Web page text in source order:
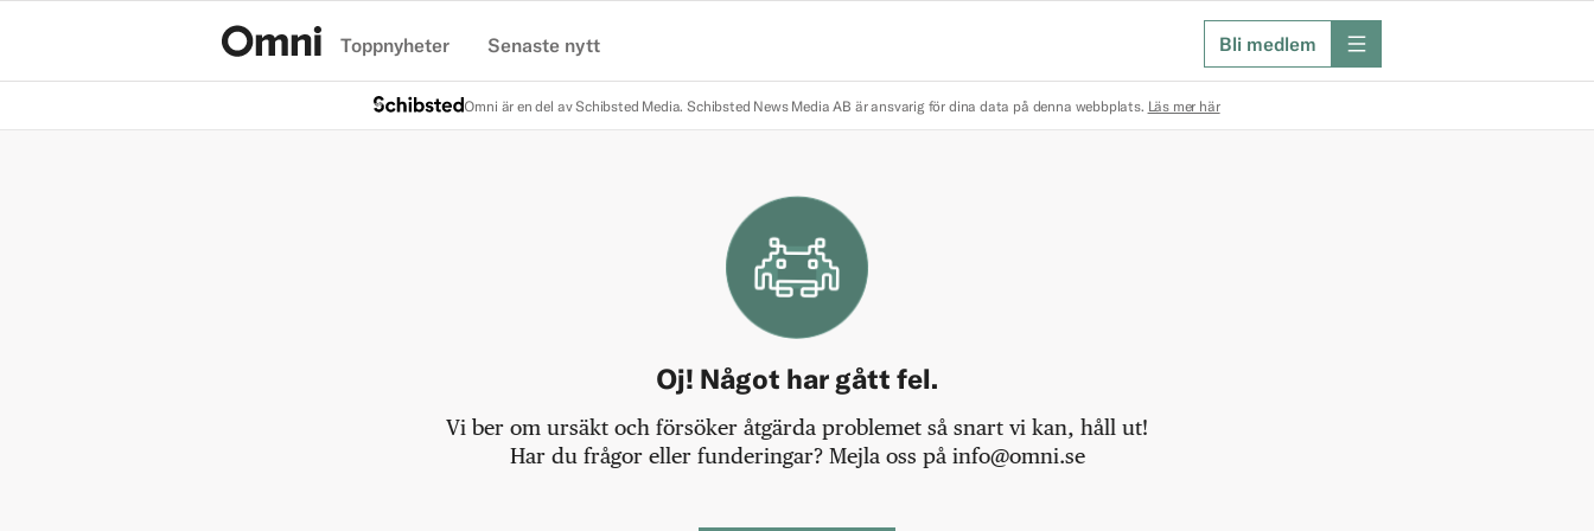
Toppnyheter Senaste nytt Bli medlem meny
Omni är en del av Schibsted Media. Schibsted News Media AB är ansvarig för dina data på denna webbplats. Läs mer här
Oj! Något har gått fel.
Vi ber om ursäkt och försöker åtgärda problemet så snart vi kan, håll ut!
Har du frågor eller funderingar? Mejla oss på info@omni.se